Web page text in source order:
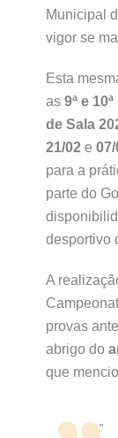
Municipal
vigor se
Esta
as 9ª e
de Sala
21/02 e
para a
parte do
desportivo
A
provas
abrigo do
que
”